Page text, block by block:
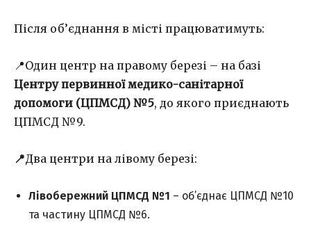
Після об’єднання в місті працюватимуть:
📍Один центр на правому березі – на базі
Центру первинної медико-санітарної
допомоги (ЦПМСД) №5, до якого приєднають
ЦПМСД №9.
📍Два центри на лівому березі:
Лівобережний ЦПМСД №1 – об’єднає ЦПМСД №10
та частину ЦПМСД №6.